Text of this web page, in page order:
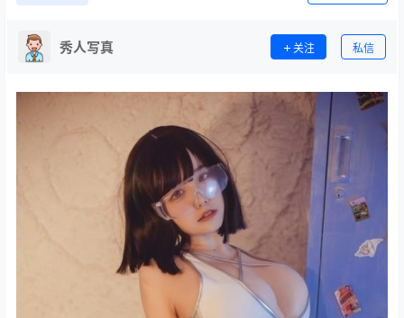
秀人写真 关注 私信